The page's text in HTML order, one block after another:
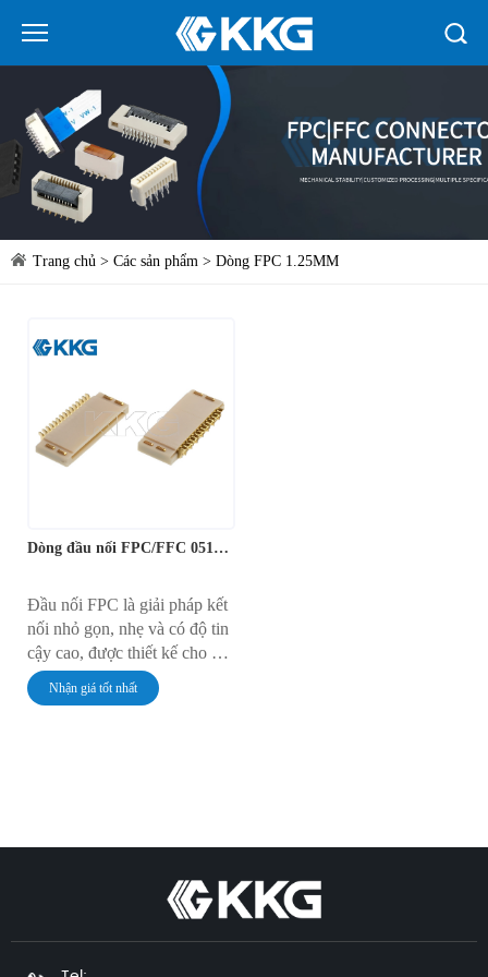
Trang chủ > Các sản phẩm > Dòng FPC 1.25MM
Dòng đầu nối FPC/FFC 0512-nR-GF
Đầu nối FPC là giải pháp kết
nối nhỏ gọn, nhẹ và có độ tin
cậy cao, được thiết kế cho các
bo mạch in linh hoạt. Các đầu
nối này giúp kết nối cáp FPC
tử hiện đại, bao gồm điện
xách tay, máy ảnh và thiết bị
đeo. Với khả năng xử lý
không gian nhỏ gọn và truyền
Nhận giá tốt nhất